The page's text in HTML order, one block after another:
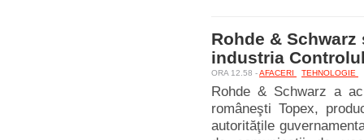
Rohde &
industria
ORA 12.58 -AFACERI TEHNOLOGIE
Rohde & Schwarz a
româneşti Topex,
autorităţile